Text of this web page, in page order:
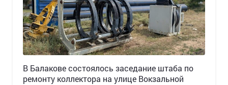
В Балакове состоялось заседание штаба по
ремонту коллектора на улице Вокзальной